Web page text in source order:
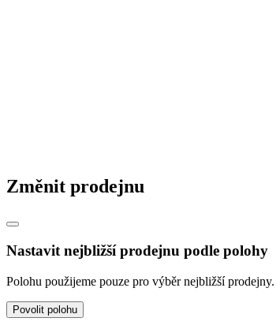
Změnit prodejnu
Nastavit nejbližší prodejnu podle polohy
Polohu použijeme pouze pro výběr nejbližší prodejny.
Povolit polohu